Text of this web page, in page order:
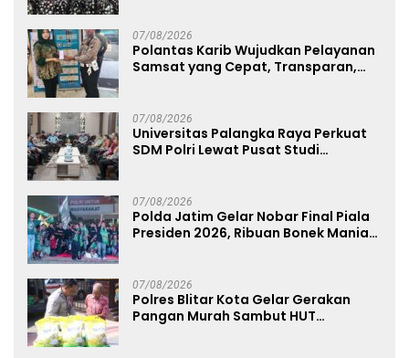
07/08/2026
Polantas Karib Wujudkan Pelayanan
Samsat yang Cepat, Transparan,
07/08/2026
Universitas Palangka Raya Perkuat
SDM Polri Lewat Pusat Studi
07/08/2026
Polda Jatim Gelar Nobar Final Piala
Presiden 2026, Ribuan Bonek Mania
07/08/2026
Polres Blitar Kota Gelar Gerakan
Pangan Murah Sambut HUT